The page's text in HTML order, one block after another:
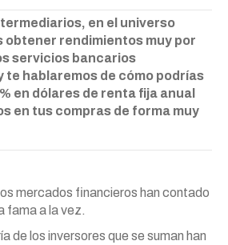
en el universo
obtener rendimientos muy por
servicios bancarios
te hablaremos de cómo podrías
en dólares de renta fija anual
en tus compras de forma muy
mercados financieros han contado
fama a la vez.
de los inversores que se suman han